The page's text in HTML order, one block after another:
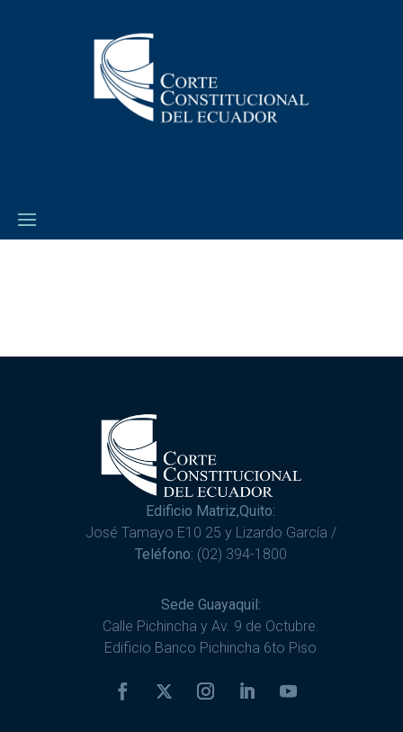
Edificio Matriz,Quito:
José Tamayo E10 25 y Lizardo García /
Teléfono: (02) 394-1800
Sede Guayaquil:
Calle Pichincha y Av. 9 de Octubre.
Edificio Banco Pichincha 6to Piso